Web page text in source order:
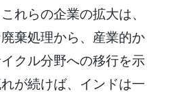
れらの企業の拡大は、
棄処理から、産業的か
クル分野への移行を示
が続けば、インドは一